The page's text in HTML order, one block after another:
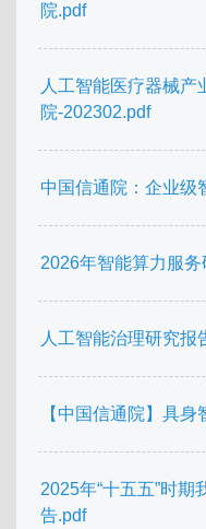
院.pdf
人工智能医疗器械产
院-202302.pdf
中国信通院：企业级
2026年智能算力服
人工智能治理研究报
【中国信通院】具
2025年“十五五”时
告.pdf